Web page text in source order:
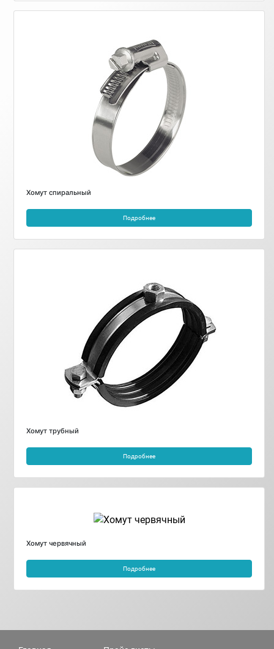
Хомут спиральный
Подробнее
Хомут трубный
Подробнее
Хомут червячный
Подробнее